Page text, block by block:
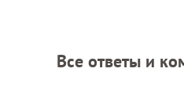
Все ответы и